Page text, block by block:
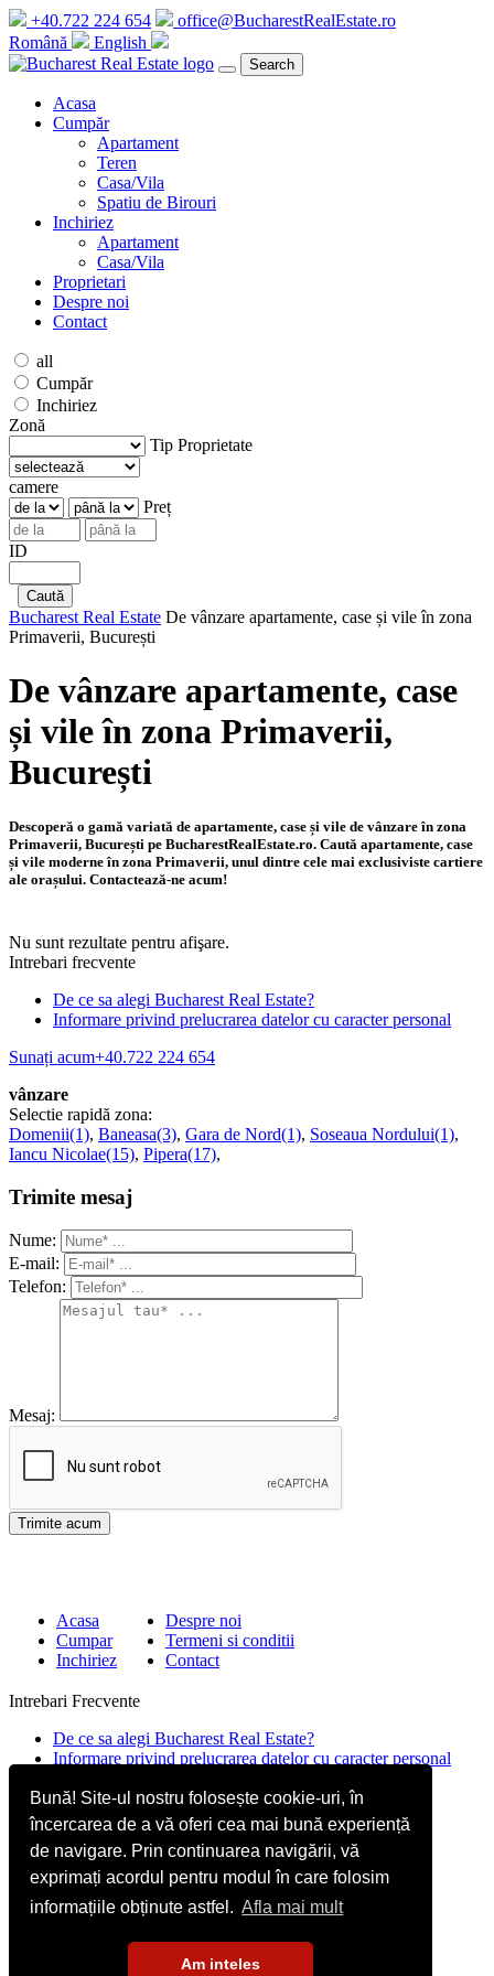
Bună! Site-ul nostru folosește cookie-uri, în
încercarea de a vă oferi cea mai bună experiență
de navigare. Prin continuarea navigării, vă
exprimați acordul pentru modul în care folosim
informațiile obținute astfel. Afla mai mult
Am inteles
+40.722 224 654
office@BucharestRealEstate.ro
Română
English
Search
Acasa
Cumpăr
Apartament
Teren
Casa/Vila
Spatiu de Birouri
Inchiriez
Apartament
Casa/Vila
Proprietari
Despre noi
Contact
all
Cumpăr
Inchiriez
Zonă
Tip Proprietate
camere
Preț
ID
Bucharest Real Estate De vânzare apartamente, case și vile în zona
Primaverii, București
De vânzare apartamente, case
și vile în zona Primaverii,
București
Descoperă o gamă variată de apartamente, case și vile de vânzare în zona
Primaverii, București pe BucharestRealEstate.ro. Caută apartamente, case
și vile moderne în zona Primaverii, unul dintre cele mai exclusiviste cartiere
ale orașului. Contactează-ne acum!
Nu sunt rezultate pentru afişare.
Intrebari frecvente
De ce sa alegi Bucharest Real Estate?
Informare privind prelucrarea datelor cu caracter personal
Sunați acum+40.722 224 654
vânzare
Selectie rapidă zona:
Domenii(1), Baneasa(3), Gara de Nord(1), Soseaua Nordului(1),
Iancu Nicolae(15), Pipera(17),
Trimite mesaj
Nume:
E-mail:
Telefon:
Mesaj:
Acasa
Cumpar
Inchiriez
Despre noi
Termeni si conditii
Contact
Intrebari Frecvente
De ce sa alegi Bucharest Real Estate?
Informare privind prelucrarea datelor cu caracter personal
Contact
Str. Mircea Eliade 16, Voluntari077190
Giuseppe Garibaldi nr.1, parter, Bucuresti
+40.722 224 654
Copyright © BucharestRealEstate.ro 2022. Toate drepturile